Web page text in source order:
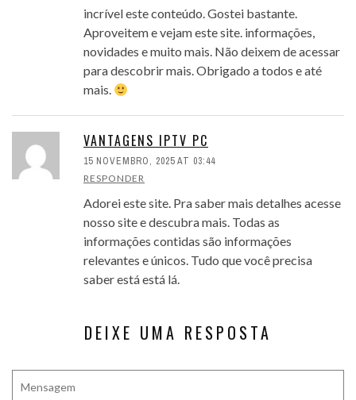
incrível este conteúdo. Gostei bastante.
Aproveitem e vejam este site. informações,
novidades e muito mais. Não deixem de acessar
para descobrir mais. Obrigado a todos e até
mais.
VANTAGENS IPTV PC
15 NOVEMBRO, 2025 AT 03:44
RESPONDER
Adorei este site. Pra saber mais detalhes acesse
nosso site e descubra mais. Todas as
informações contidas são informações
relevantes e únicos. Tudo que você precisa
saber está está lá.
DEIXE UMA RESPOSTA